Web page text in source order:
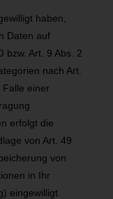
haben,
Daten auf
bzw. Art. 9 Abs. 2
nach Art.
Falle einer
erfolgt die
von Art. 49
von
in Ihr
eingewilligt